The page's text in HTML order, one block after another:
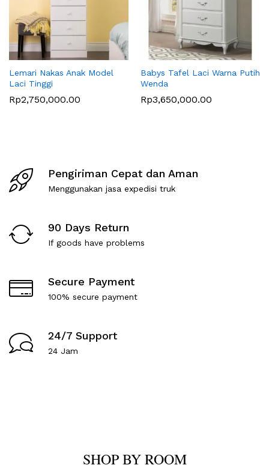
Lemari Nakas Anak Model
Laci Tinggi
Rp2,750,000.00
Babys Tafel Laci Warna Putih
Wenda
Rp3,650,000.00
Pengiriman Cepat dan Aman
Menggunakan jasa expedisi truk
90 Days Return
If goods have problems
Secure Payment
100% secure payment
24/7 Support
24 Jam
SHOP BY ROOM